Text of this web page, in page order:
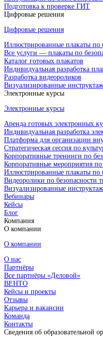
Подготовка к проверке ГИТ
Цифровые решения
Цифровые решения
Иллюстрированные плакаты по
Все услуги — плакаты по
Каталог готовых плакатов
Индивидуальная разработка
Разработка видеороликов
Визуализированные
Электронные курсы
Электронные курсы
Аренда готовых электронных
Индивидуальная разработка
Платформа для организации
Стратегическая сессия по
Корпоративные тренинги по
Корпоративные мероприятия по
Иллюстрированные плакаты по
Видеоролики по безопасности
Визуализированные
Вебинары
Кейсы
Блог
Компания
О компании
О компании
О нас
Партнёры
Все партнёры «Деловой»
ВЕНТО
Кейсы и проекты
Отзывы
Карьера и вакансии
Команда
Контакты
Сведения об образовательной